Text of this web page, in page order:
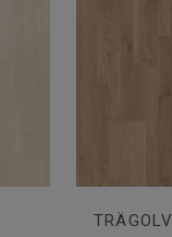
TRÄGOLV